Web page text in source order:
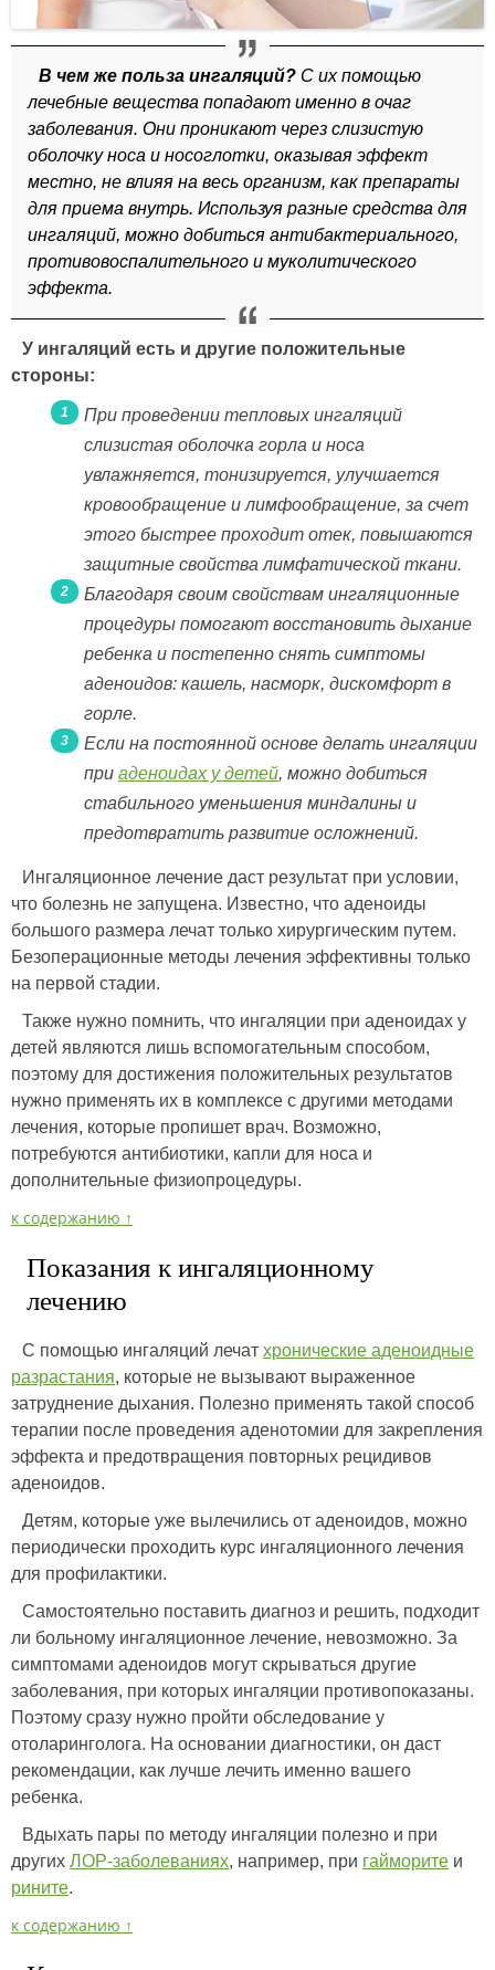
В чем же польза ингаляций? С их помощью
лечебные вещества попадают именно в очаг
заболевания. Они проникают через слизистую
оболочку носа и носоглотки, оказывая эффект
местно, не влияя на весь организм, как препараты
для приема внутрь. Используя разные средства для
ингаляций, можно добиться антибактериального,
противовоспалительного и муколитического
эффекта.
У ингаляций есть и другие положительные
стороны:
При проведении тепловых ингаляций
слизистая оболочка горла и носа
увлажняется, тонизируется, улучшается
кровообращение и лимфообращение, за счет
этого быстрее проходит отек, повышаются
защитные свойства лимфатической ткани.
Благодаря своим свойствам ингаляционные
процедуры помогают восстановить дыхание
ребенка и постепенно снять симптомы
аденоидов: кашель, насморк, дискомфорт в
горле.
Если на постоянной основе делать ингаляции
при аденоидах у детей, можно добиться
стабильного уменьшения миндалины и
предотвратить развитие осложнений.
Ингаляционное лечение даст результат при условии,
что болезнь не запущена. Известно, что аденоиды
большого размера лечат только хирургическим путем.
Безоперационные методы лечения эффективны только
на первой стадии.
Также нужно помнить, что ингаляции при аденоидах у
детей являются лишь вспомогательным способом,
поэтому для достижения положительных результатов
нужно применять их в комплексе с другими методами
лечения, которые пропишет врач. Возможно,
потребуются антибиотики, капли для носа и
дополнительные физиопроцедуры.
к содержанию ↑
Показания к ингаляционному
лечению
С помощью ингаляций лечат хронические аденоидные
разрастания, которые не вызывают выраженное
затруднение дыхания. Полезно применять такой способ
терапии после проведения аденотомии для закрепления
эффекта и предотвращения повторных рецидивов
аденоидов.
Детям, которые уже вылечились от аденоидов, можно
периодически проходить курс ингаляционного лечения
для профилактики.
Самостоятельно поставить диагноз и решить, подходит
ли больному ингаляционное лечение, невозможно. За
симптомами аденоидов могут скрываться другие
заболевания, при которых ингаляции противопоказаны.
Поэтому сразу нужно пройти обследование у
отоларинголога. На основании диагностики, он даст
рекомендации, как лучше лечить именно вашего
ребенка.
Вдыхать пары по методу ингаляции полезно и при
других ЛОР-заболеваниях, например, при гайморите и
рините.
к содержанию ↑